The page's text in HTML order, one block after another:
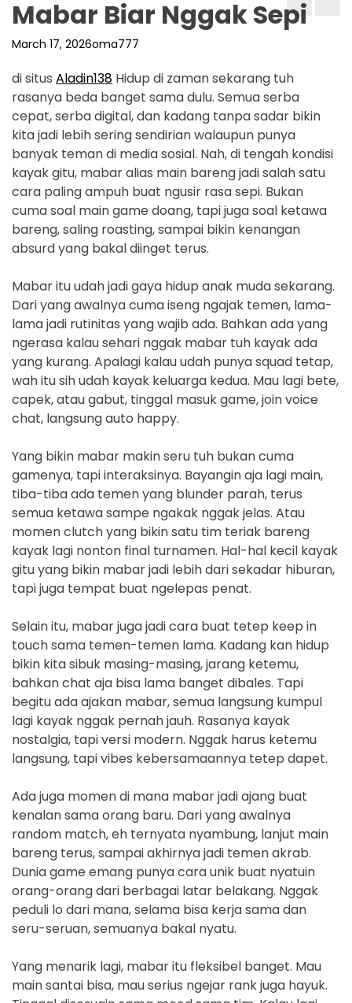
Mabar Biar Nggak Sepi
March 17, 2026oma777
di situs Aladin138 Hidup di zaman sekarang tuh
rasanya beda banget sama dulu. Semua serba
cepat, serba digital, dan kadang tanpa sadar bikin
kita jadi lebih sering sendirian walaupun punya
banyak teman di media sosial. Nah, di tengah kondisi
kayak gitu, mabar alias main bareng jadi salah satu
cara paling ampuh buat ngusir rasa sepi. Bukan
cuma soal main game doang, tapi juga soal ketawa
bareng, saling roasting, sampai bikin kenangan
absurd yang bakal diinget terus.
Mabar itu udah jadi gaya hidup anak muda sekarang.
Dari yang awalnya cuma iseng ngajak temen, lama-
lama jadi rutinitas yang wajib ada. Bahkan ada yang
ngerasa kalau sehari nggak mabar tuh kayak ada
yang kurang. Apalagi kalau udah punya squad tetap,
wah itu sih udah kayak keluarga kedua. Mau lagi bete,
capek, atau gabut, tinggal masuk game, join voice
chat, langsung auto happy.
Yang bikin mabar makin seru tuh bukan cuma
gamenya, tapi interaksinya. Bayangin aja lagi main,
tiba-tiba ada temen yang blunder parah, terus
semua ketawa sampe ngakak nggak jelas. Atau
momen clutch yang bikin satu tim teriak bareng
kayak lagi nonton final turnamen. Hal-hal kecil kayak
gitu yang bikin mabar jadi lebih dari sekadar hiburan,
tapi juga tempat buat ngelepas penat.
Selain itu, mabar juga jadi cara buat tetep keep in
touch sama temen-temen lama. Kadang kan hidup
bikin kita sibuk masing-masing, jarang ketemu,
bahkan chat aja bisa lama banget dibales. Tapi
begitu ada ajakan mabar, semua langsung kumpul
lagi kayak nggak pernah jauh. Rasanya kayak
nostalgia, tapi versi modern. Nggak harus ketemu
langsung, tapi vibes kebersamaannya tetep dapet.
Ada juga momen di mana mabar jadi ajang buat
kenalan sama orang baru. Dari yang awalnya
random match, eh ternyata nyambung, lanjut main
bareng terus, sampai akhirnya jadi temen akrab.
Dunia game emang punya cara unik buat nyatuin
orang-orang dari berbagai latar belakang. Nggak
peduli lo dari mana, selama bisa kerja sama dan
seru-seruan, semuanya bakal nyatu.
Yang menarik lagi, mabar itu fleksibel banget. Mau
main santai bisa, mau serius ngejar rank juga hayuk.